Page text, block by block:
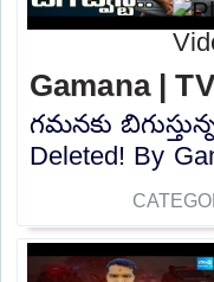
Gamana |
గమనకు
Deleted! By